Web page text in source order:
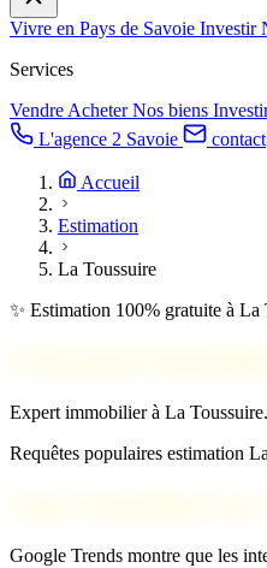
Vivre en Pays de Savoie Investir
Services
VendreAcheterNos biens
L'agence 2 Savoie
Accueil
Estimation
La Toussuire
✨ Estimation 100% gratuite à La
Expert immobilier à La
Requêtes populaires estimation
Google Trends montre que les